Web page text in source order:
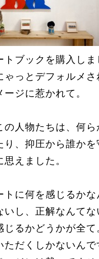
トブックを購入しま
ゃっとデフォルメさ
ジに惹かれて。
の人物たちは、何ら
り、抑圧から誰かを
えました。
トに何を感じるかな
いし、正解なんてな
じるかどうかが全て
ただくしかないん